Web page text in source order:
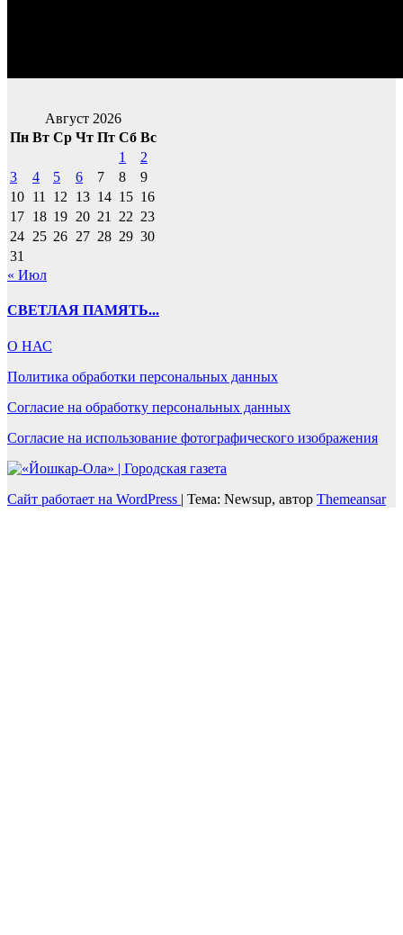
Август 2026
Пн Вт Ср Чт Пт Сб Вс
1
2
3
4 5 6 7 8
9
10 11 12 13 14 15 16
17 18 19 20 21 22 23
24 25 26 27 28 29 30
31
« Июл
СВЕТЛАЯ ПАМЯТЬ...
О НАС
Политика обработки персональных данных
Согласие на обработку персональных данных
Согласие на использование фотографического изображения
Сайт работает на WordPress | Тема: Newsup, автор Themeansar